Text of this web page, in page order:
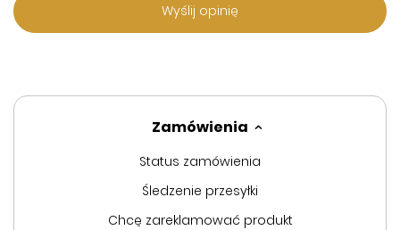
Wyślij opinię
Zamówienia
Status zamówienia
Śledzenie przesyłki
Chcę zareklamować produkt